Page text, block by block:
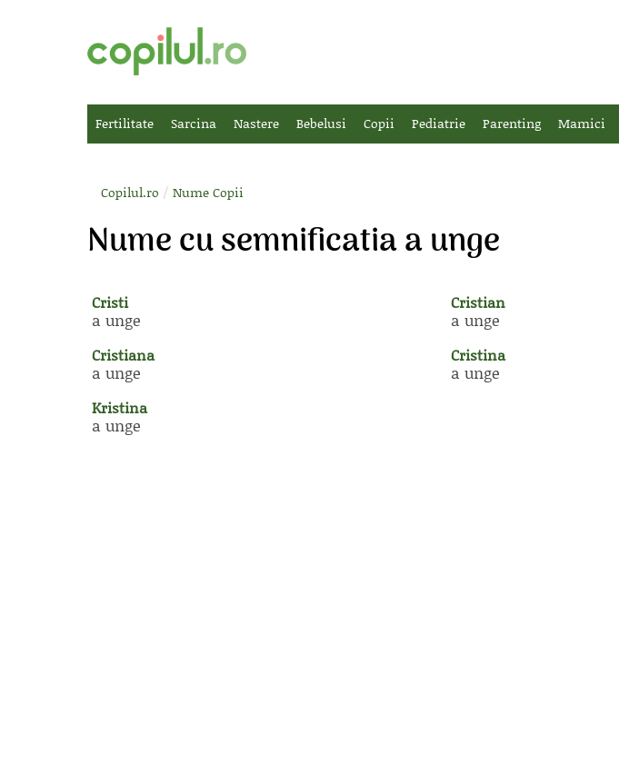
Fertilitate Sarcina Nastere Bebelusi Copii Pediatrie Parenting Mamici
Copilul.ro / Nume Copii
Nume cu semnificatia a unge
Cristi
a unge
Cristian
a unge
Cristiana
a unge
Cristina
a unge
Kristina
a unge